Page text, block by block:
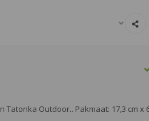
Tatonka Outdoor.. Pakmaat: 17,3 cm x